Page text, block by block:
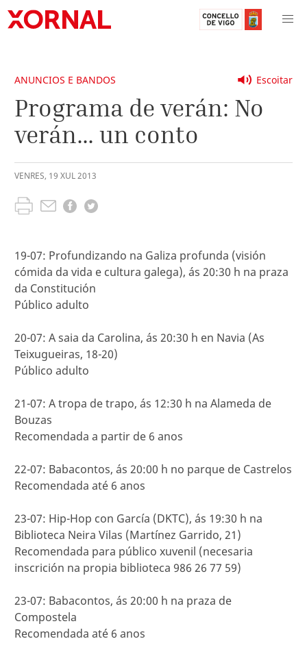
Escoitar
ANUNCIOS E BANDOS
Programa de verán: No
verán... un conto
VENRES, 19 XUL2013
19-07: Profundizando na Galiza profunda (visión
cómida da vida e cultura galega), ás 20:30 h na praza
da Constitución
Público adulto
20-07: A saia da Carolina, ás 20:30 h en Navia (As
Teixugueiras, 18-20)
Público adulto
21-07: A tropa de trapo, ás 12:30 h na Alameda de
Bouzas
Recomendada a partir de 6 anos
22-07: Babacontos, ás 20:00 h no parque de Castrelos
Recomendada até 6 anos
23-07: Hip-Hop con García (DKTC), ás 19:30 h na
Biblioteca Neira Vilas (Martínez Garrido, 21)
Recomendada para público xuvenil (necesaria
inscrición na propia biblioteca 986 26 77 59)
23-07: Babacontos, ás 20:00 h na praza de
Compostela
Recomendada até 6 anos